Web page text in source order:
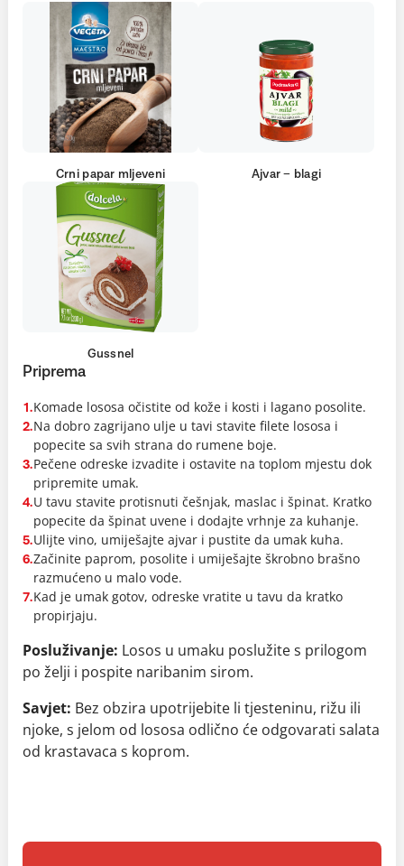
Crni papar mljeveni Ajvar – blagi
Gussnel
Priprema
1.Komade lososa očistite od kože i kosti i lagano posolite.
2.Na dobro zagrijano ulje u tavi stavite filete lososa i
popecite sa svih strana do rumene boje.
3.Pečene odreske izvadite i ostavite na toplom mjestu dok
pripremite umak.
4.U tavu stavite protisnuti češnjak, maslac i špinat. Kratko
popecite da špinat uvene i dodajte vrhnje za kuhanje.
5.Ulijte vino, umiješajte ajvar i pustite da umak kuha.
6.Začinite paprom, posolite i umiješajte škrobno brašno
razmućeno u malo vode.
7.Kad je umak gotov, odreske vratite u tavu da kratko
propirjaju.
Posluživanje: Losos u umaku poslužite s prilogom
po želji i pospite naribanim sirom.
Savjet: Bez obzira upotrijebite li tjesteninu, rižu ili
njoke, s jelom od lososa odlično će odgovarati salata
od krastavaca s koprom.